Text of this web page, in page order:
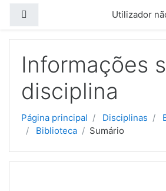
Utilizador
Informações
disciplina
Página principal Disciplinas
Biblioteca
Sumário